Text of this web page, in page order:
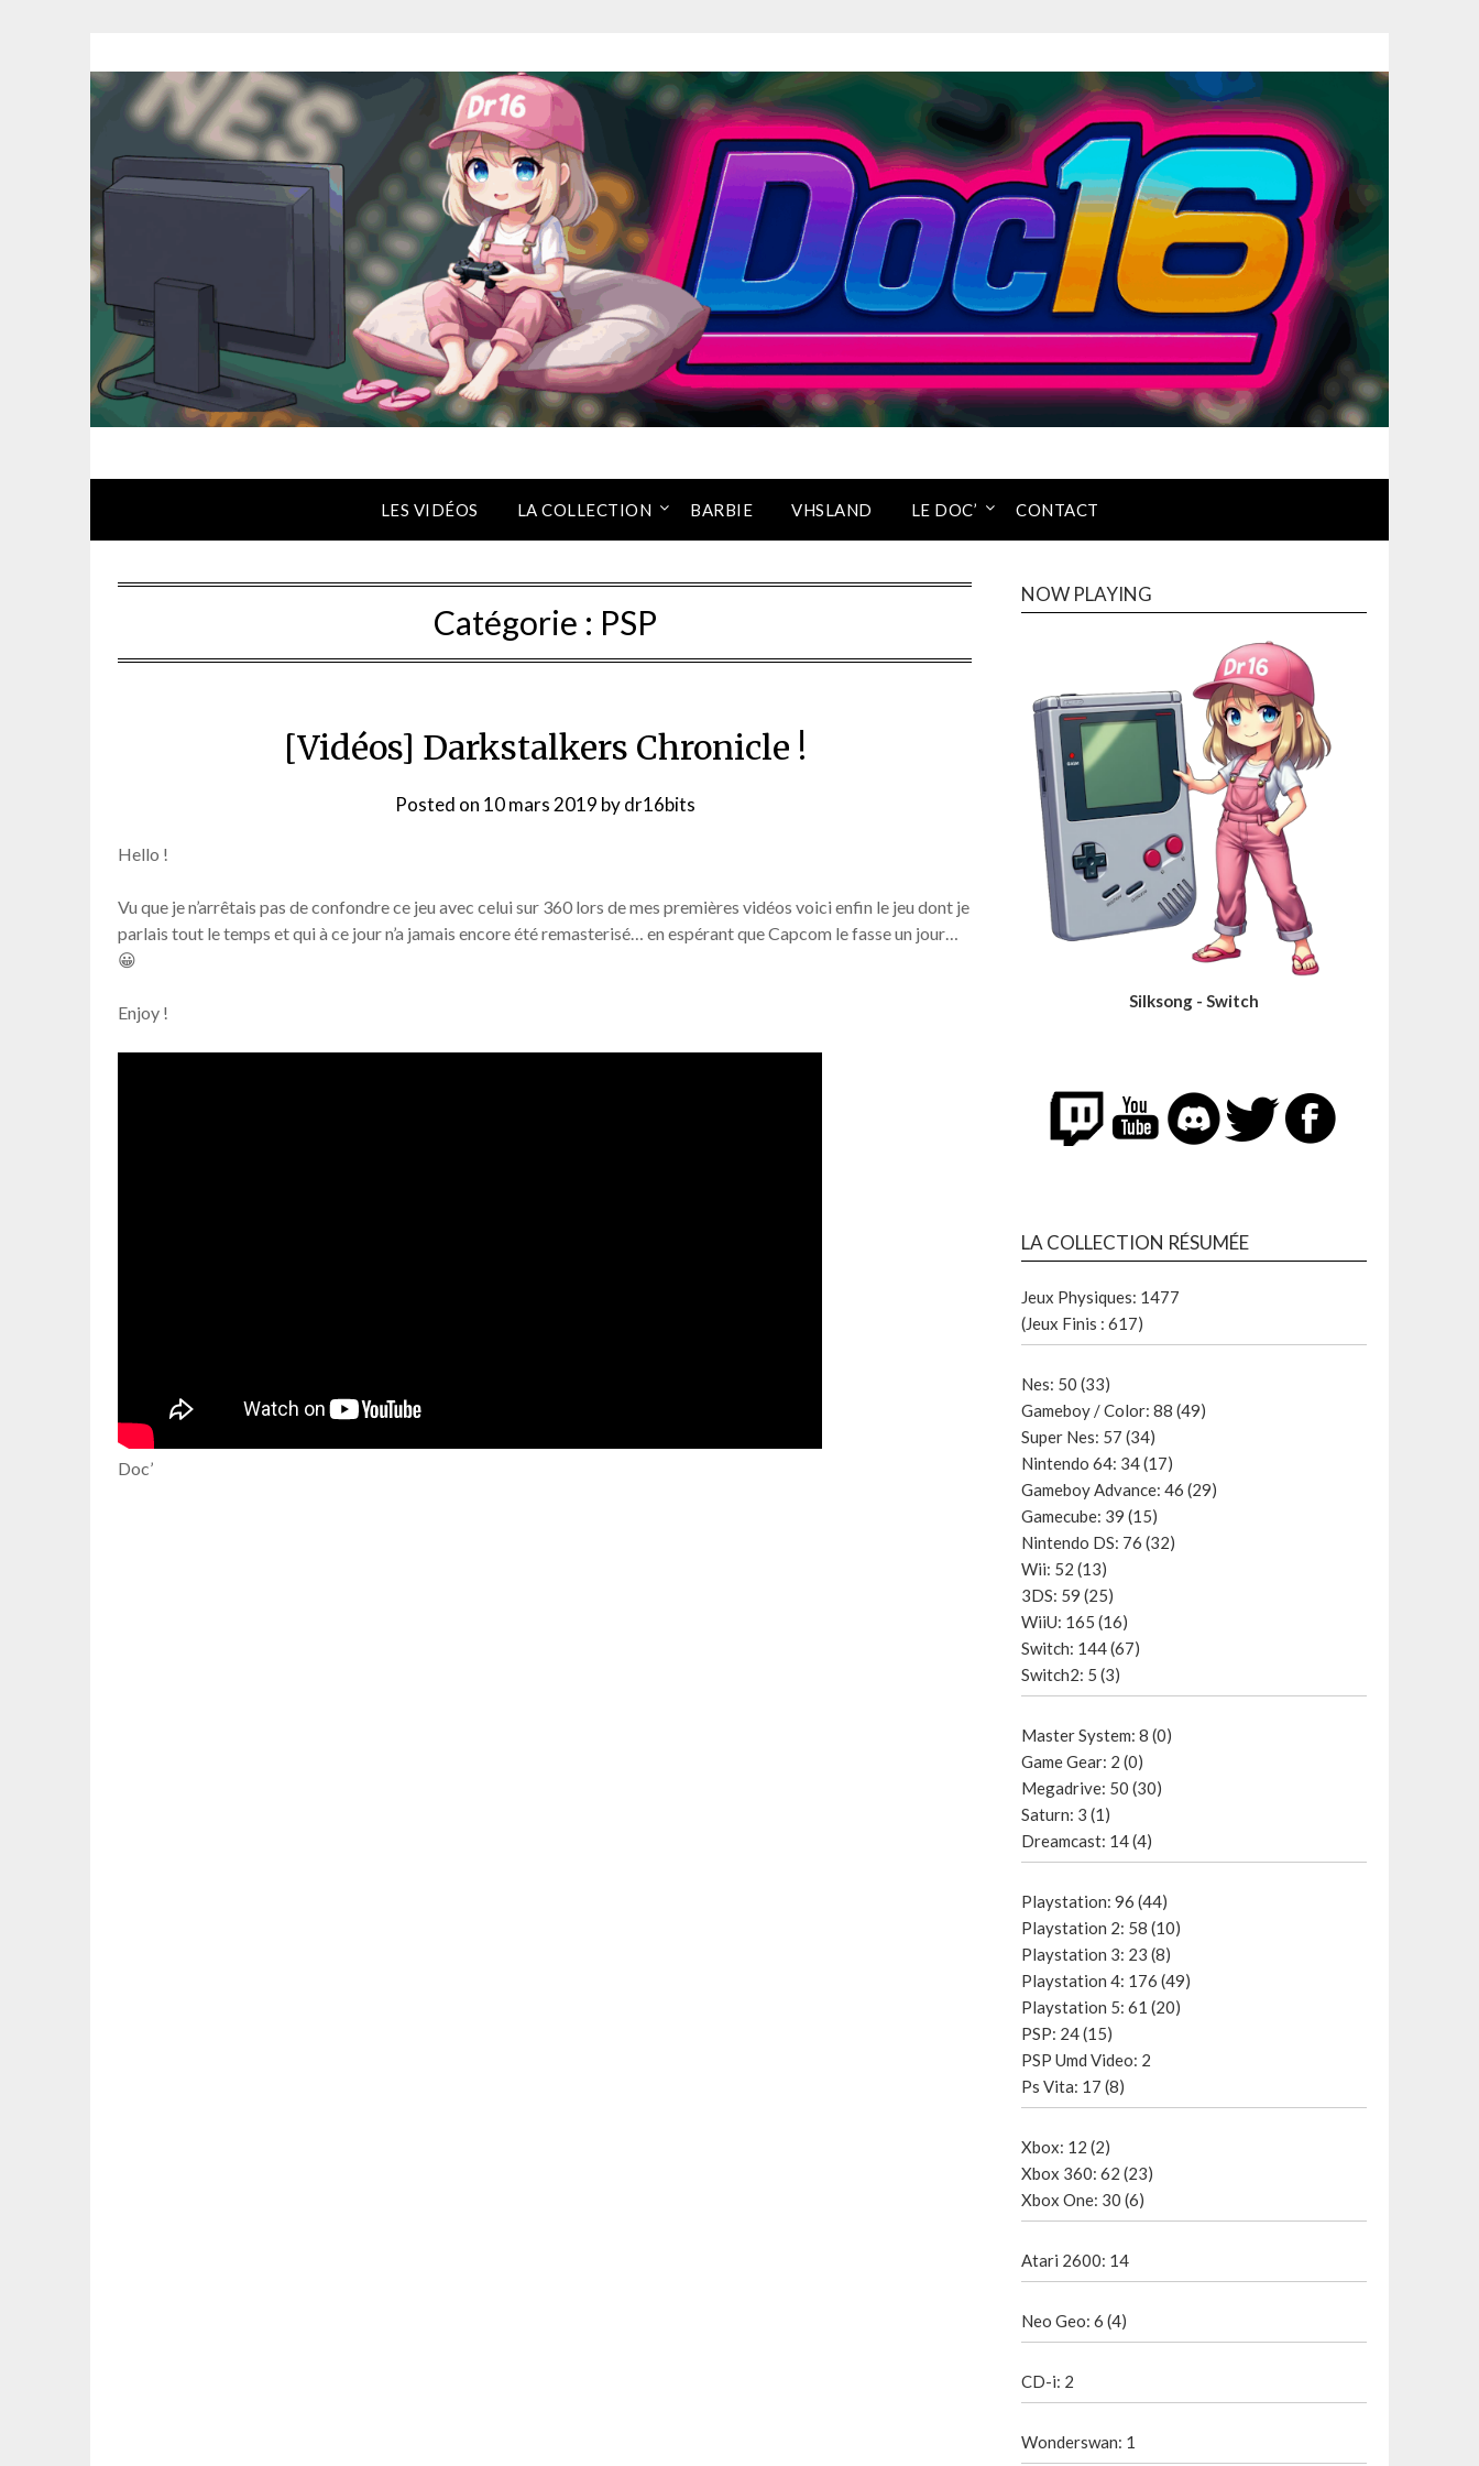
LES VIDÉOS LA COLLECTION BARBIE VHSLAND LE DOC’ CONTACT
Catégorie : PSP
[Vidéos] Darkstalkers Chronicle !
Posted on 10 mars 2019 bydr16bits
Hello !
Vu que je n’arrêtais pas de confondre ce jeu avec celui sur 360 lors de mes premières vidéos voici enfin le jeu dont je
parlais tout le temps et qui à ce jour n’a jamais encore été remasterisé… en espérant que Capcom le fasse un jour…
😀
Enjoy !
Doc’
NOW PLAYING
Silksong - Switch
LA COLLECTION RÉSUMÉE
Jeux Physiques: 1477
(Jeux Finis : 617)
Nes: 50 (33)
Gameboy / Color: 88 (49)
Super Nes: 57 (34)
Nintendo 64: 34 (17)
Gameboy Advance: 46 (29)
Gamecube: 39 (15)
Nintendo DS: 76 (32)
Wii: 52 (13)
3DS: 59 (25)
WiiU: 165 (16)
Switch: 144 (67)
Switch2: 5 (3)
Master System: 8 (0)
Game Gear: 2 (0)
Megadrive: 50 (30)
Saturn: 3 (1)
Dreamcast: 14 (4)
Playstation: 96 (44)
Playstation 2: 58 (10)
Playstation 3: 23 (8)
Playstation 4: 176 (49)
Playstation 5: 61 (20)
PSP: 24 (15)
PSP Umd Video: 2
Ps Vita: 17 (8)
Xbox: 12 (2)
Xbox 360: 62 (23)
Xbox One: 30 (6)
Atari 2600: 14
Neo Geo: 6 (4)
CD-i: 2
Wonderswan: 1